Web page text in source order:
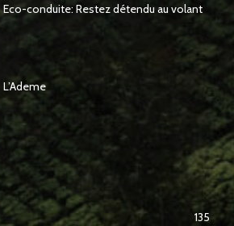
Eco-conduite: Restez détendu au volant
L’Ademe
135